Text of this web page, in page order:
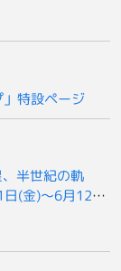
特設ページ
半世紀の軌
(金)～6月12日